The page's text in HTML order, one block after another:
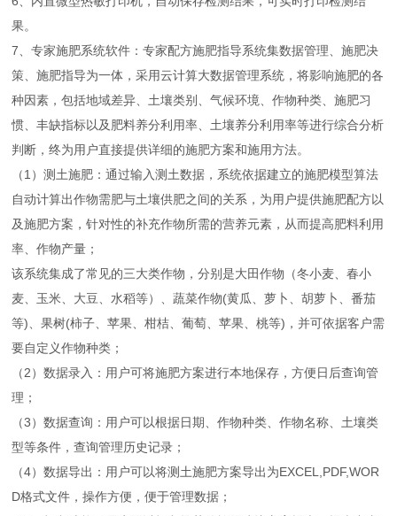
果。
7、专家施肥系统软件：专家配方施肥指导系统集数据管理、施肥决
策、施肥指导为一体，采用云计算大数据管理系统，将影响施肥的各
种因素，包括地域差异、土壤类别、气候环境、作物种类、施肥习
惯、丰缺指标以及肥料养分利用率、土壤养分利用率等进行综合分析
判断，终为用户直接提供详细的施肥方案和施用方法。
（1）测土施肥：通过输入测土数据，系统依据建立的施肥模型算法
自动计算出作物需肥与土壤供肥之间的关系，为用户提供施肥配方以
及施肥方案，针对性的补充作物所需的营养元素，从而提高肥料利用
率、作物产量；
该系统集成了常见的三大类作物，分别是大田作物（冬小麦、春小
麦、玉米、大豆、水稻等）、蔬菜作物(黄瓜、萝卜、胡萝卜、番茄
等)、果树(柿子、苹果、柑桔、葡萄、苹果、桃等)，并可依据客户需
要自定义作物种类；
（2）数据录入：用户可将施肥方案进行本地保存，方便日后查询管
理；
（3）数据查询：用户可以根据日期、作物种类、作物名称、土壤类
型等条件，查询管理历史记录；
（4）数据导出：用户可以将测土施肥方案导出为EXCEL,PDF,WOR
D格式文件，操作方便，便于管理数据；